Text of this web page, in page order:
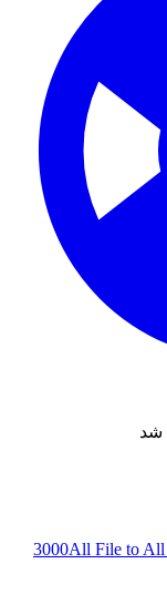
All